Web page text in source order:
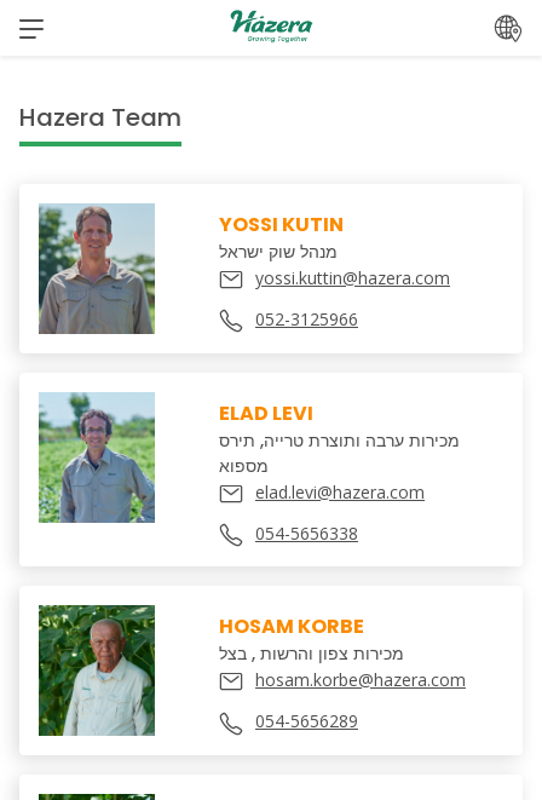
Skip
Hazera Team
YOSSI KUTIN
מנהל שוק ישראל
yossi.kuttin@hazera.com
052-3125966
ELAD LEVI
מכירות ערבה ותוצרת טרייה, תירס
מספוא
elad.levi@hazera.com
054-5656338
HOSAM KORBE
מכירות צפון והרשות , בצל
hosam.korbe@hazera.com
054-5656289